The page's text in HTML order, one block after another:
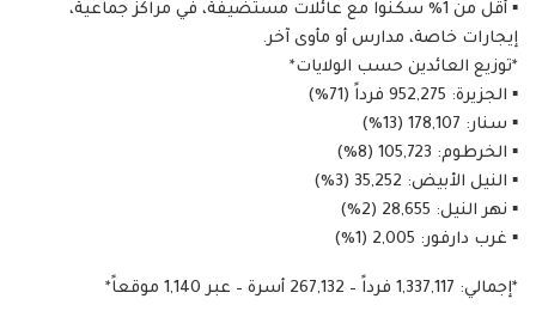
▪︎ أقل من 1% سكنوا مع عائلات مستضيفة، في مراكز جماعية،
إيجارات خاصة، مدارس أو مأوى آخر.
*توزيع العائدين حسب الولايات*
▪︎ الجزيرة: 952,275 فرداً (71%)
▪︎ سنار: 178,107 (13%)
▪︎ الخرطوم: 105,723 (8%)
▪︎ النيل الأبيض: 35,252 (3%)
▪︎ نهر النيل: 28,655 (2%)
▪︎ غرب دارفور: 2,005 (1%)
*إجمالي: 1,337,117 فرداً – 267,132 أسرة – عبر 1,140 موقعاً*